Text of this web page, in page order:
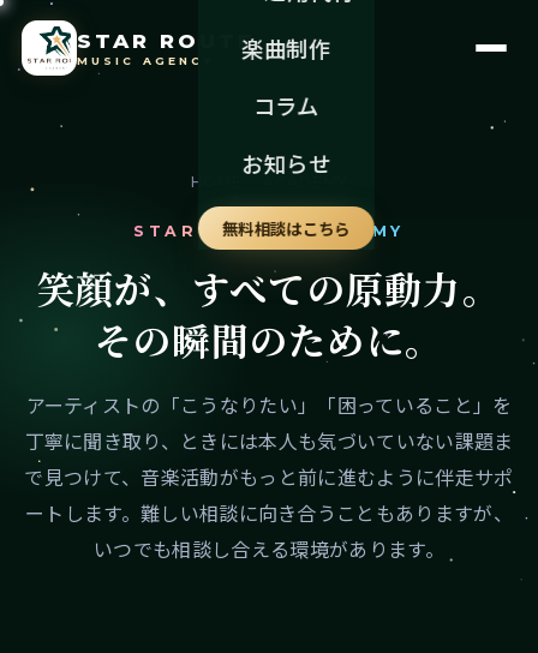
STAR ROUTE
MUSIC AGENCY
楽曲制作
コラム
お知らせ
無料相談はこちら
HOME
STAR ROUTE ACADEMY
笑顔が、すべての原動力。
その瞬間のために。
アーティストの「こうなりたい」「困っていること」を
丁寧に聞き取り、ときには本人も気づいていない課題ま
で見つけて、音楽活動がもっと前に進むように伴走サポ
ートします。難しい相談に向き合うこともありますが、
いつでも相談し合える環境があります。